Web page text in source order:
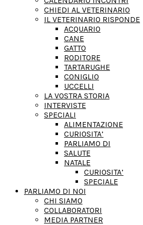
CHIEDI AL VETERINARIO
IL VETERINARIO RISPONDE
ACQUARIO
CANE
GATTO
RODITORE
TARTARUGHE
CONIGLIO
UCCELLI
LA VOSTRA STORIA
INTERVISTE
SPECIALI
ALIMENTAZIONE
CURIOSITA’
PARLIAMO DI
SALUTE
NATALE
CURIOSITA’
SPECIALE
PARLIAMO DI NOI
CHI SIAMO
COLLABORATORI
MEDIA PARTNER